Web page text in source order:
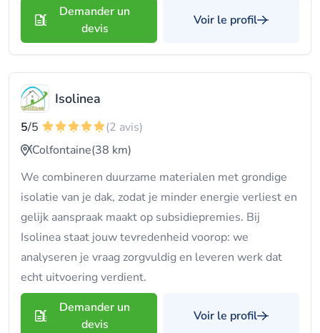
Demander un
devis
Voir le profil
Isolinea
5/5
(2 avis)
Colfontaine(38 km)
We combineren duurzame materialen met grondige
isolatie van je dak, zodat je minder energie verliest en
gelijk aanspraak maakt op subsidiepremies. Bij
Isolinea staat jouw tevredenheid voorop: we
analyseren je vraag zorgvuldig en leveren werk dat
echt uitvoering verdient.
Demander un
devis
Voir le profil